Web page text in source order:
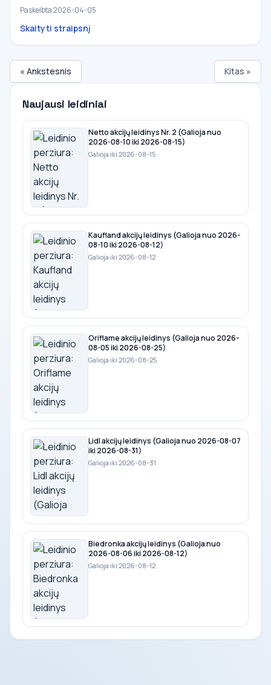
Paskelbta 2026-04-05
Skaityti straipsnį
« Ankstesnis Kitas »
Naujausi leidiniai
Netto akcijų leidinys Nr. 2 (Galioja nuo
2026-08-10 iki 2026-08-15)
Galioja iki 2026-08-15
Kaufland akcijų leidinys (Galioja nuo 2026-
08-10 iki 2026-08-12)
Galioja iki 2026-08-12
Oriflame akcijų leidinys (Galioja nuo 2026-
08-05 iki 2026-08-25)
Galioja iki 2026-08-25
Lidl akcijų leidinys (Galioja nuo 2026-08-07
iki 2026-08-31)
Galioja iki 2026-08-31
Biedronka akcijų leidinys (Galioja nuo
2026-08-06 iki 2026-08-12)
Galioja iki 2026-08-12